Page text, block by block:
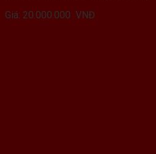
Giá: 20.000.000 VNĐ